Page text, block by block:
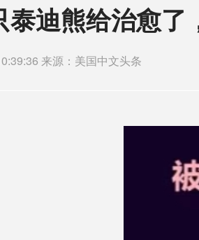
泰迪熊给治愈
来源：美国中文头条